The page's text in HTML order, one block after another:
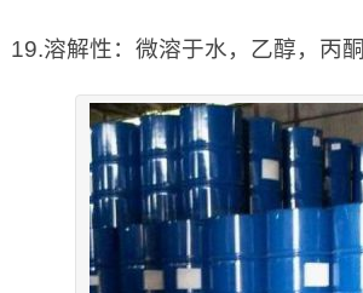
19.溶解性：微溶于水，乙醇，丙酮